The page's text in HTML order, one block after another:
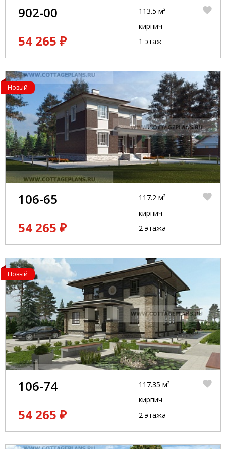
902-00
54 265 ₽
113.5 м²
кирпич
1 этаж
Новый
106-65
54 265 ₽
117.2 м²
кирпич
2 этажа
Новый
106-74
54 265 ₽
117.35 м²
кирпич
2 этажа